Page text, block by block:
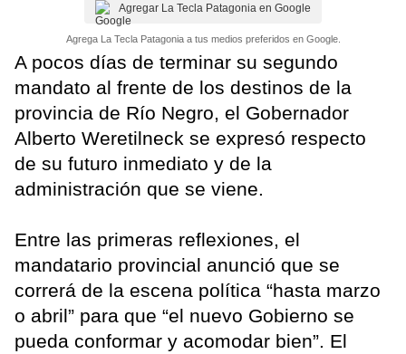
Agregar La Tecla Patagonia en Google
Agrega La Tecla Patagonia a tus medios preferidos en Google.
A pocos días de terminar su segundo
mandato al frente de los destinos de la
provincia de Río Negro, el Gobernador
Alberto Weretilneck se expresó respecto
de su futuro inmediato y de la
administración que se viene.
Entre las primeras reflexiones, el
mandatario provincial anunció que se
correrá de la escena política “hasta marzo
o abril” para que “el nuevo Gobierno se
pueda conformar y acomodar bien”. El